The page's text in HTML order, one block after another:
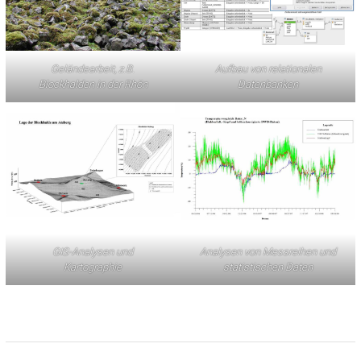
Geländearbeit, z.B.
Blockhalden in der Rhön
Aufbau von relationalen
Datenbanken
GIS-Analysen und
Kartographie
Analysen von Messreihen und
statistischen Daten